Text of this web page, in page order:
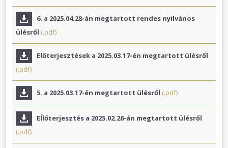
6. a 2025.04.28-án megtartott rendes nyilvános
ülésről (.pdf)
Előterjesztések a 2025.03.17-én megtartott ülésről
(.pdf)
5. a 2025.03.17-én megtartott ülésről (.pdf)
EÍlőterjesztés a 2025.02.26-án megtartott ülésről
(.pdf)